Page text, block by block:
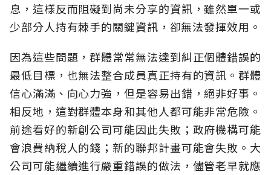
息，這樣反而阻礙到尚未分享的資訊，雖然單一或
少部分人持有棘手的關鍵資訊，卻無法發揮效用。
因為這些問題，群體常常無法達到糾正個體錯誤的
最低目標，也無法整合成員真正持有的資訊。群體
信心滿滿、向心力強，但是容易出錯，絕非好事。
相反地，這對群體本身和其他人都可能非常危險。
前途看好的新創公司可能因此失敗；政府機構可能
會浪費納稅人的錢；新的聯邦計畫可能會失敗。大
公司可能繼續進行嚴重錯誤的做法，儘管老早就應